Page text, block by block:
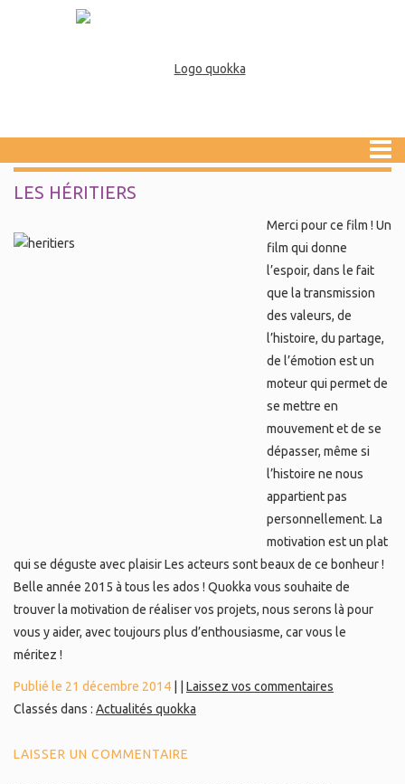
LES HÉRITIERS
Merci pour ce film ! Un
film qui donne
l’espoir, dans le fait
que la transmission
des valeurs, de
l’histoire, du partage,
de l’émotion est un
moteur qui permet de
se mettre en
mouvement et de se
dépasser, même si
l’histoire ne nous
appartient pas
personnellement. La
motivation est un plat
qui se déguste avec plaisir Les acteurs sont beaux de ce bonheur !
Belle année 2015 à tous les ados ! Quokka vous souhaite de
trouver la motivation de réaliser vos projets, nous serons là pour
vous y aider, avec toujours plus d’enthousiasme, car vous le
méritez !
Publié le 21 décembre 2014
Laissez vos commentaires
Classés dans : Actualités quokka
LAISSER UN COMMENTAIRE